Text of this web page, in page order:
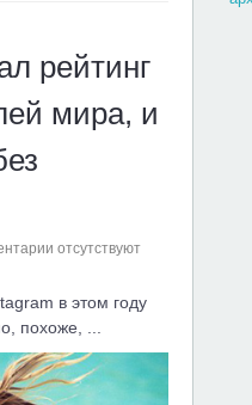
рейтинг
мира, и
отсутствуют
в этом году
похоже, ...